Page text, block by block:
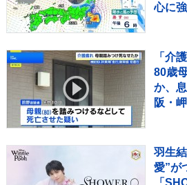
心に
「介
80歳
か、
阪・
羽生
愛”が
「